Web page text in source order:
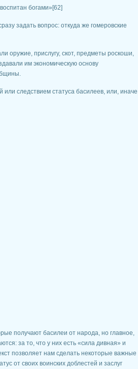
богами»[62]
задать вопрос: откуда же гомеровские
оружие, прислугу, скот, предметы роскоши,
им экономическую основу
следствием статуса басилеев, или, иначе
получают басилеи от народа, но главное,
за то, что у них есть «сила дивная» и
позволяет нам сделать некоторые важные
от своих воинских доблестей и заслуг